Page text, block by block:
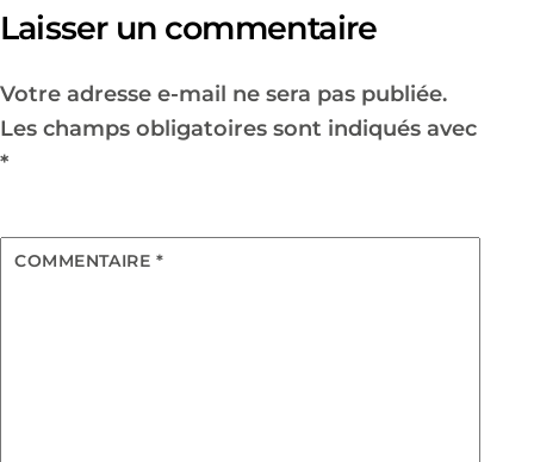
Laisser un commentaire
Votre adresse e-mail ne sera pas publiée.
Les champs obligatoires sont indiqués avec
*
COMMENTAIRE *